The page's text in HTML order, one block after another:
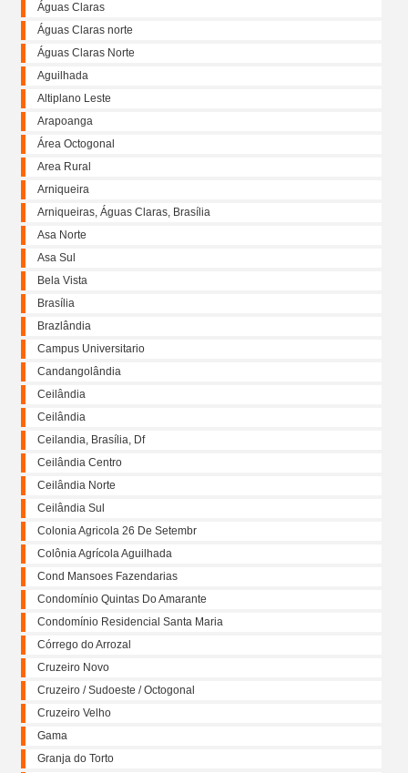
Águas Claras
Águas Claras norte
Águas Claras Norte
Aguilhada
Altiplano Leste
Arapoanga
Área Octogonal
Area Rural
Arniqueira
Arniqueiras, Águas Claras, Brasília
Asa Norte
Asa Sul
Bela Vista
Brasília
Brazlândia
Campus Universitario
Candangolândia
Ceilândia
Ceilândia
Ceilandia, Brasília, Df
Ceilândia Centro
Ceilândia Norte
Ceilândia Sul
Colonia Agricola 26 De Setembr
Colônia Agrícola Aguilhada
Cond Mansoes Fazendarias
Condomínio Quintas Do Amarante
Condomínio Residencial Santa Maria
Córrego do Arrozal
Cruzeiro Novo
Cruzeiro / Sudoeste / Octogonal
Cruzeiro Velho
Gama
Granja do Torto